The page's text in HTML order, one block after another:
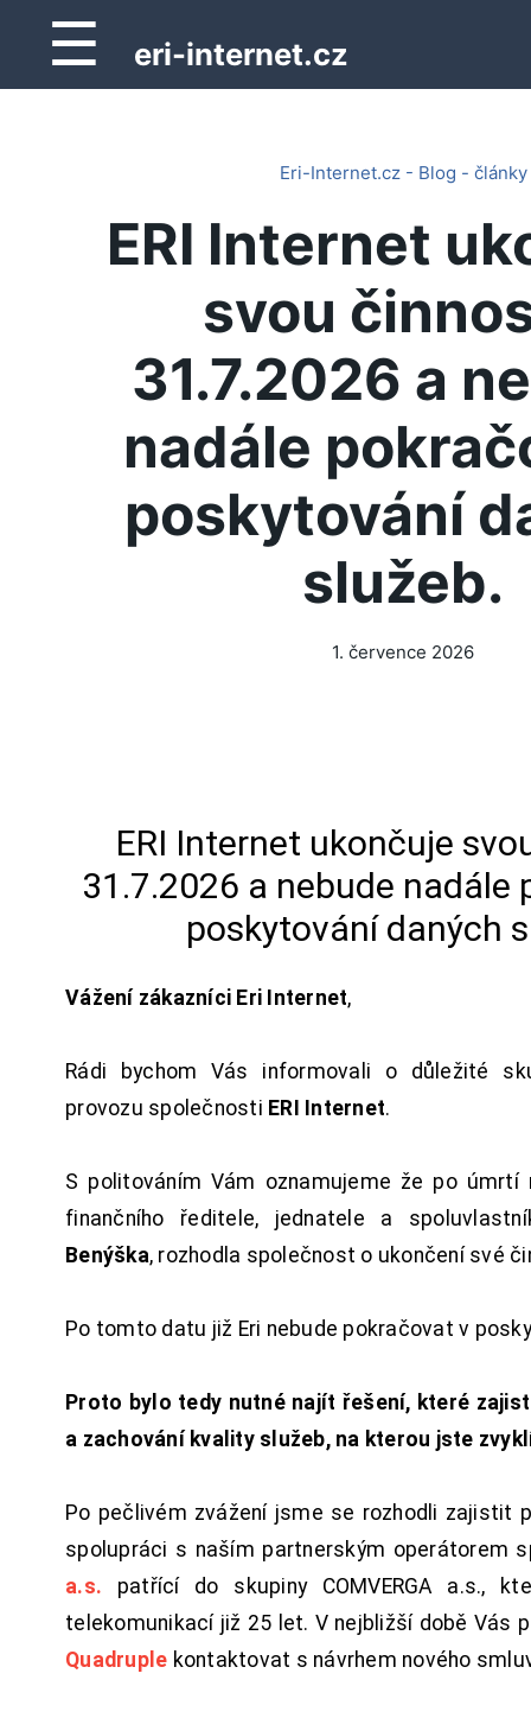
☰ eri-internet.cz
Eri-Internet.cz - Blog - články
ERI Internet
svou
31.7.2026 a
nadále
poskytování
služeb.
1. července 2026
ERI Internet ukončuje
31.7.2026 a nebude nadále
poskytování daných
Vážení zákazníci Eri Internet,
Rádi bychom Vás informovali o důležité
provozu společnosti ERI Internet.
S politováním Vám oznamujeme že po úmrtí
finančního ředitele, jednatele a
Benýška, rozhodla společnost o ukončení své
Po tomto datu již Eri nebude pokračovat v
Proto bylo tedy nutné najít řešení, které
a zachování kvality služeb, na kterou jste
Po pečlivém zvážení jsme se rozhodli zajistit
spolupráci s naším partnerským operátorem
a.s. patřící do skupiny COMVERGA a.s.,
telekomunikací již 25 let. V nejbližší době Vás
Quadruple kontaktovat s návrhem nového